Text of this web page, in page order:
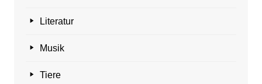
Literatur
Musik
Tiere